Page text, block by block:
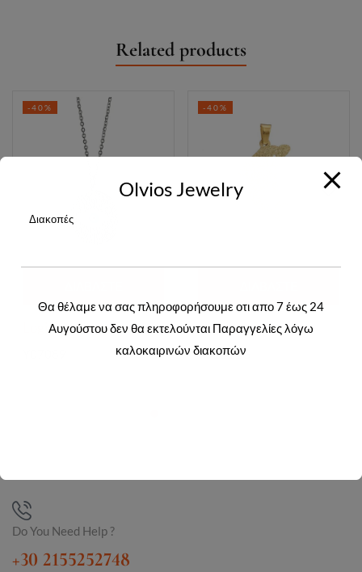
Related products
-40%
ΠΕΡΙΣΣΌΤΕΡΑ
Login to view prices
-40%
ΠΕΡΙΣΣΌΤΕΡΑ
Login to view prices
Y01611G
Do You Need Help ?
+30 2155252748
Olvios Jewelry
Διακοπές
Θα θέλαμε να σας πληροφορήσουμε οτι απο 7 έως 24
Αυγούστου δεν θα εκτελούνται Παραγγελίες λόγω
καλοκαιρινών διακοπών